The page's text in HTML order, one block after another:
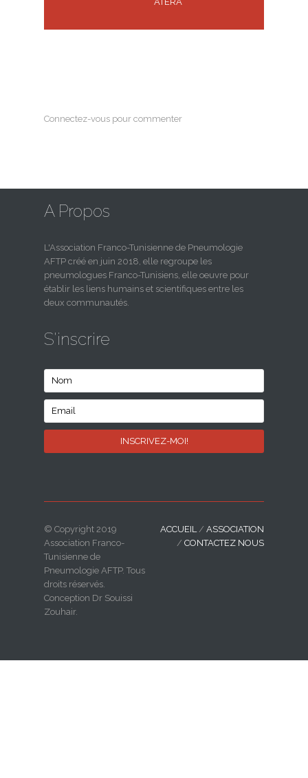
Connectez-vous pour commenter
A Propos
L'Association Franco-Tunisienne de Pneumologie
AFTP créé en juin 2018, elle regroupe les
pneumologues Franco-Tunisiens, elle oeuvre pour
établir les liens humains et scientifiques entre les
deux communautés.
S'inscrire
© Copyright 2019
Association Franco-
Tunisienne de
Pneumologie AFTP. Tous
droits réservés.
Conception Dr Souissi
Zouhair.
ACCUEIL / ASSOCIATION
/ CONTACTEZ NOUS